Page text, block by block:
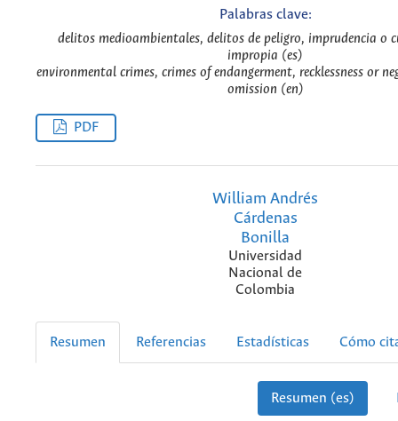
Palabras clave:
delitos medioambientales, delitos de peligro, imprudencia o
impropia (es)
environmental crimes, crimes of endangerment, recklessness or
omission (en)
PDF
William Andrés
Cárdenas
Bonilla
Universidad
Nacional de
Colombia
Resumen Referencias Estadísticas Cómo
Resumen (es)